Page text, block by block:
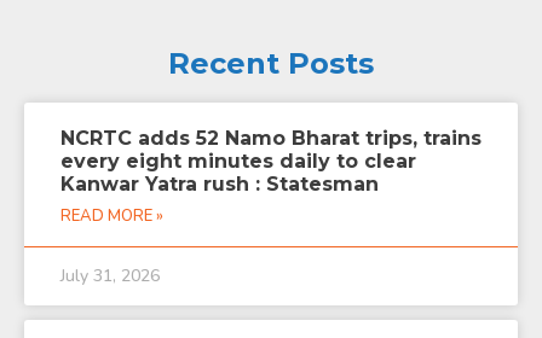
Recent Posts
NCRTC adds 52 Namo Bharat trips, trains
every eight minutes daily to clear
Kanwar Yatra rush : Statesman
READ MORE »
July 31, 2026